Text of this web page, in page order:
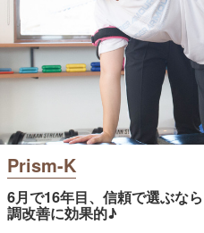
Prism-K
6月で16年目、信頼で選ぶな
調改善に効果的♪